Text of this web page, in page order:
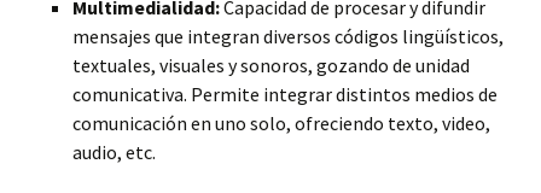
Multimedialidad:Capacidad de procesar y difundir
mensajes que integran diversos códigos lingüísticos,
textuales, visuales y sonoros, gozando de unidad
comunicativa. Permite integrar distintos medios de
comunicación en uno solo, ofreciendo texto, video,
audio, etc.